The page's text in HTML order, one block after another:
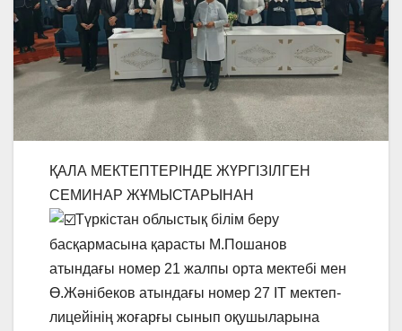
ҚАЛА МЕКТЕПТЕРІНДЕ ЖҮРГІЗІЛГЕН
СЕМИНАР ЖҰМЫСТАРЫНАН
Түркістан облыстық білім беру
басқармасына қарасты M.Пошанов
атындағы номер 21 жалпы орта мектебі мен
Ө.Жәнібеков атындағы номер 27 IT мектеп-
лицейінің жоғарғы сынып оқушыларына